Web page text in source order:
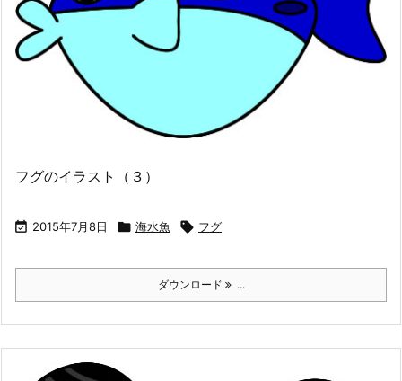
フグのイラスト（３）
 2015年7月8日  海水魚  フグ
ダウンロード ...